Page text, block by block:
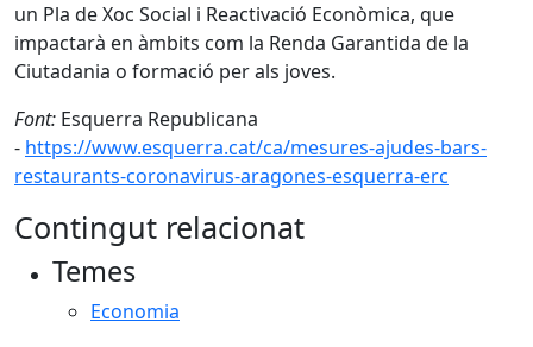
un Pla de Xoc Social i Reactivació Econòmica, que
impactarà en àmbits com la Renda Garantida de la
Ciutadania o formació per als joves.
Font: Esquerra Republicana
- https://www.esquerra.cat/ca/mesures-ajudes-bars-
restaurants-coronavirus-aragones-esquerra-erc
Contingut relacionat
Temes
Economia